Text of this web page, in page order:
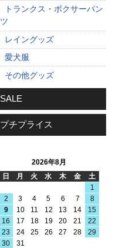
トランクス・ボクサーパン
ツ
レイングッズ
愛犬服
その他グッズ
SALE
プチプライス
2026年8月
日
月 火 水 木 金
土
1
2
3 4 5 6 7
8
9
10 11 12 13 14
15
16
17 18 19 20 21
22
23
24 25 26 27 28
29
30
31